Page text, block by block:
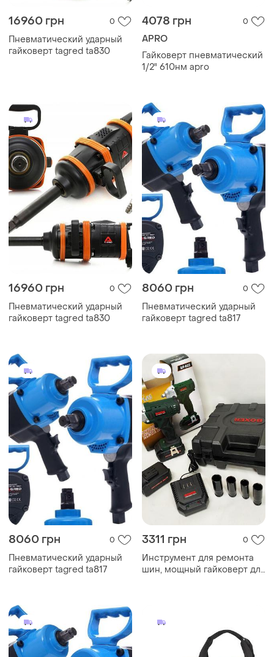
16960 грн 0
Пневматический ударный
гайковерт tagred ta830
4078 грн 0
APRO
Гайковерт пневматический
1/2" 610нм apro
16960 грн 0
Пневматический ударный
гайковерт tagred ta830
8060 грн 0
Пневматический ударный
гайковерт tagred ta817
8060 грн 0
Пневматический ударный
гайковерт tagred ta817
3311 грн 0
Инструмент для ремонта
шин, мощный гайковерт для